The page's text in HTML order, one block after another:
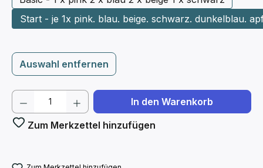
Start - je 1x pink. blau. beige. schwarz. dunkelblau.
Auswahl entfernen
Produkt Anzahl: Gib den gewünschten
In den Warenkorb
Zum Merkzettel hinzufügen